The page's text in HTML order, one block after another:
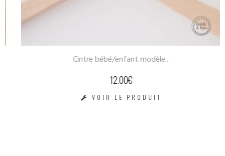
Cintre bébé/enfant modèle...
12.00€
VOIR LE PRODUIT